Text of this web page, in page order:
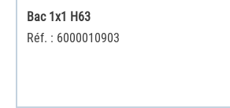
Bac 1x1 H63
Réf. : 6000010903